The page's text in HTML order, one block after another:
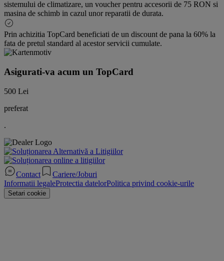
sistemului de climatizare, un voucher pentru accesorii de 75 RON si
masina de schimb in cazul unor reparatii de durata.
Prin achizitia TopCard beneficiati de un discount de pana la 60% la
fata de pretul standard al acestor servicii cumulate.
Asigurati-va acum un TopCard
500 Lei
preferat
.
Contact
Cariere/Joburi
Informatii legaleProtectia datelorPolitica privind cookie-urile
Setari cookie